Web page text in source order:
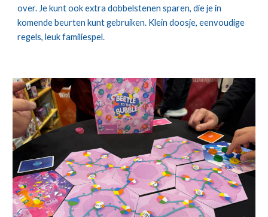
over. Je kunt ook extra dobbelstenen sparen, die je in
komende beurten kunt gebruiken. Klein doosje, eenvoudige
regels, leuk familiespel.